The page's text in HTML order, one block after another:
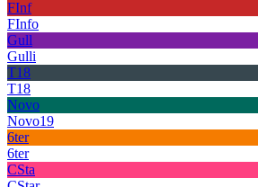
FInf
FInfo
Gull
Gulli
T18
T18
Novo
Novo19
6ter
6ter
CSta